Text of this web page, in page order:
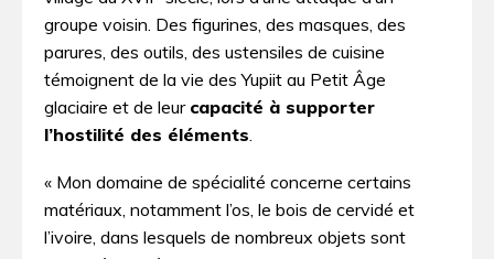
groupe voisin. Des figurines, des masques, des
parures, des outils, des ustensiles de cuisine
témoignent de la vie des Yupiit au Petit Âge
glaciaire et de leur capacité à supporter
l’hostilité des éléments.
« Mon domaine de spécialité concerne certains
matériaux, notamment l’os, le bois de cervidé et
l’ivoire, dans lesquels de nombreux objets sont